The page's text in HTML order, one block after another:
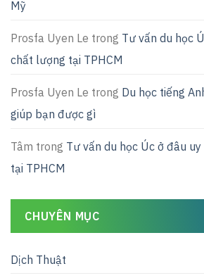
Mỹ
Prosfa Uyen Le trong Tư vấn du học
chất lượng tại TPHCM
Prosfa Uyen Le trong Du học tiếng
giúp bạn được gì
Tâm trong Tư vấn du học Úc ở đâu
tại TPHCM
CHUYÊN MỤC
Dịch Thuật